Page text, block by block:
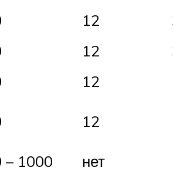
12
12
12
12
– 1000 нет